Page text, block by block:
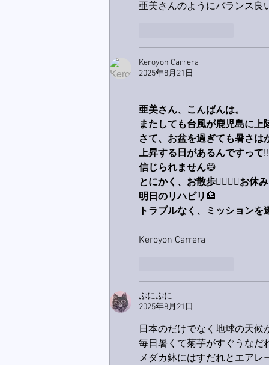
亜美さんのようにバランス良
Keroyon Carrera
2025年8月21日
亜美さん、こんばんは。
またしても台風が鹿児島に
さて、お盆を過ぎても暑さは
上昇する日があるんですって‼️
信じられません😅
とにかく、お散歩🚶‍♀️🚶‍♂️お休
明日のリハビリ 🏥
トラブルなく、ミッション
Keroyon Carrera
ぷにぷに
2025年8月21日
日本のだけでなく地球の天
毎日暑くて菊芋がすぐうなだ
メダカ鉢にはすだれとエアレ